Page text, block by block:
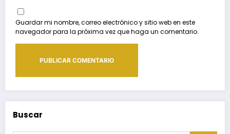
Guardar mi nombre, correo electrónico y sitio web en este
navegador para la próxima vez que haga un comentario.
Buscar